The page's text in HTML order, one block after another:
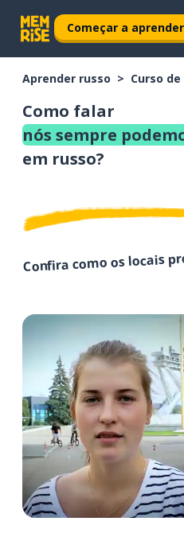
Começar a aprender
Aprender russo Curso
Como falar
nós sempre
em russo?
Confira como os locais